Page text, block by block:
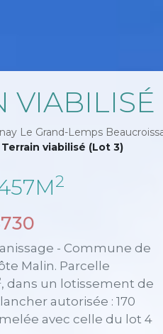
VIABILISÉ
Le Grand-Lemps
Terrain viabilisé (Lot 3)
2
- Commune de
Malin. Parcelle
, dans un lotissement de
autorisée : 170
avec celle du lot 4